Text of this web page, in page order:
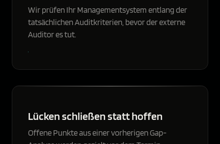
Wir prüfen Ihr Managementsystem entlang der
tatsächlichen Auditkriterien, bevor der externe
Auditor es tut.
Lücken schließen statt hoffen
Offene Punkte aus einer vorherigen Gap-